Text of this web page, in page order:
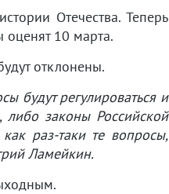
Отечества. Теперь
оценят 10 марта.
отклонены.
будут регулироваться и
либо законы Российской
раз-таки те вопросы,
Ламейкин.